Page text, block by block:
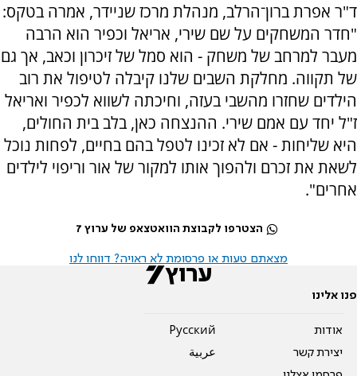
ד"ר אפרת ברון־הרלב, מנהלת מרכז שניידר, אמרה בטקס:
"חדר המשחקים על שם שירי, אריאל וכפיר הוא הרבה
מעבר למרחב של משחק - הוא סמל של זיכרון וכאב, אך גם
של תקווה. מחלקת השבים שלנו קיבלה לטיפול את רוב
הילדים שחזרו מהשבי בעזה, וחיכתה לשווא לכפיר ואריאל
ז"ל יחד עם אמם שירי. ההנצחה כאן, בלב בית החולים,
היא שליחות - אם לא זכינו לטפל בהם בחיים, לפחות נוכל
לשאת את זכרם ולהפוך אותו למקור של אור וריפוי לילדים
אחרים".
הצטרפו לקבוצת הוואטצאפ של ערוץ 7
מצאתם טעות או פרסומת לא ראויה? דווחו לנו
פנו אלינו
אודות
יצירת קשר
Pусский
عربية